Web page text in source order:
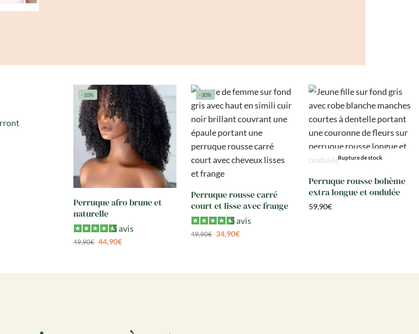
-10%
Perruque afro brune et
naturelle
5 avis
49,90€ 44,90€
-30%
Perruque rousse carré
court et lisse avec frange
5 avis
49,90€ 34,90€
Rupture de stock
Perruque rousse bohème
extra longue et ondulée
59,90€